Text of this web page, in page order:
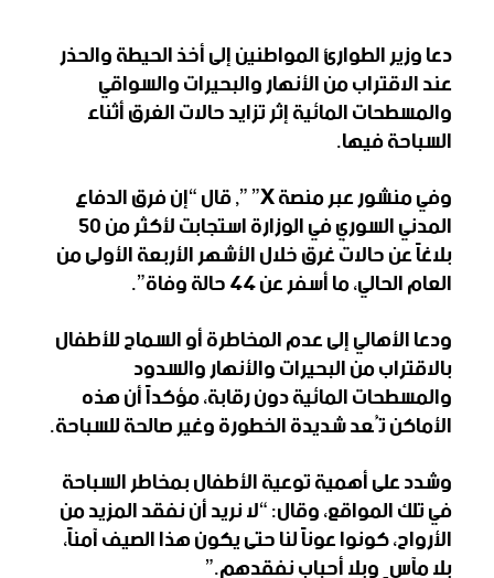
دعا وزير الطوارئ ‏المواطنين إلى أخذ الحيطة والحذر
عند الاقتراب من الأنهار ‌‏والبحيرات والسواقي
والمسطحات المائية إثر تزايد حالات ‏الغرق أثناء
السباحة فيها‎.‎
وفي منشور عبر منصة ‎‌ ‎”X”, قال “إن ‏فرق الدفاع
المدني السوري في الوزارة استجابت لأكثر من 50
‌‏بلاغاً عن حالات غرق خلال الأشهر الأربعة الأولى من
العام ‏الحالي، ما أسفر عن 44 حالة وفاة‎.”‎
ودعا الأهالي إلى عدم المخاطرة أو السماح ‏للأطفال
بالاقتراب من البحيرات والأنهار والسدود
والمسطحات ‌‏المائية دون رقابة، مؤكداً أن هذه
الأماكن تُعد شديدة الخطورة ‏وغير صالحة للسباحة‎.‎
وشدد على أهمية توعية الأطفال بمخاطر ‏السباحة
في تلك المواقع، وقال: “لا نريد أن نفقد المزيد من
‌‏الأرواح، كونوا عوناً لنا حتى يكون هذا الصيف آمناً،